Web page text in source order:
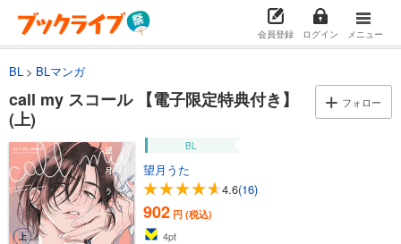
会員登録 ログイン メニュー
BL BLマンガ
call my スコール 【電子限定特典付き】
(上)
フォロー
BL
望月うた
4.6(16)
902 円 (税込)
4pt